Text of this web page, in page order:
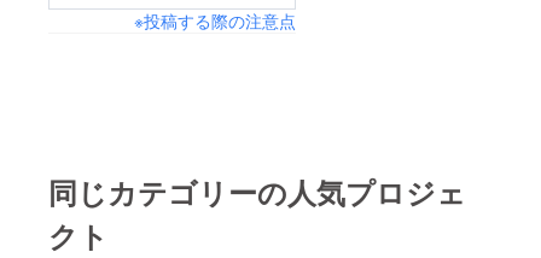
リーは作品が公開され
れること、自身が取材
りなドキュメンタ
定期的に内容を確認し
て方向性を指示するだ
※投稿する際の注意点
同じカテゴリーの人気プロジェ
クト